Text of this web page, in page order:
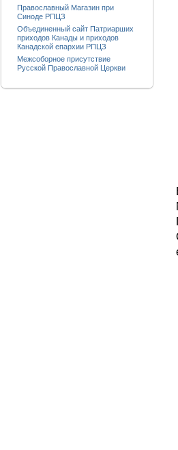
Православный Магазин при
Синоде РПЦЗ
Объединенный сайт Патриарших
приходов Канады и приходов
Канадской епархии РПЦЗ
Межсоборное присутствие
Русской Православной Церкви